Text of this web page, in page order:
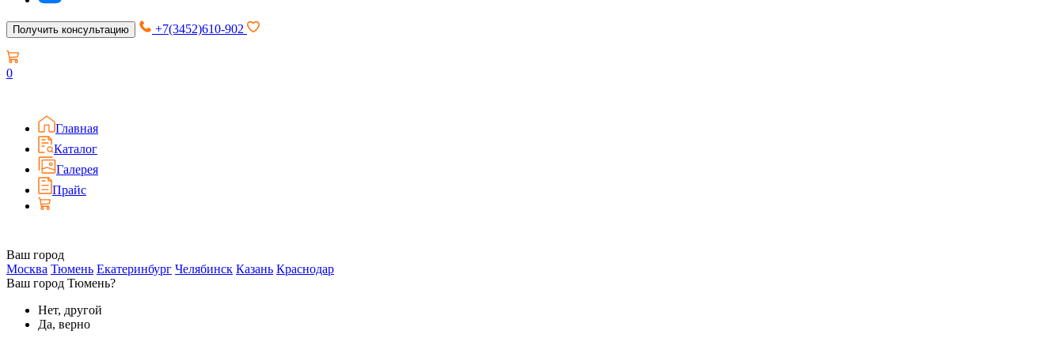
Получить консультацию +7(3452)610-902
0
Главная
Каталог
Галерея
Прайс
Ваш город
Москва Тюмень Екатеринбург Челябинск Казань Краснодар
Ваш город Тюмень?
Нет, другой
Да, верно